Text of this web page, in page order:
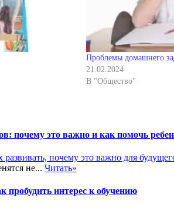
Проблемы домашнего
21.02.2024
В "Общество"
почему это важно и как помочь
не... Читать»
пробудить интерес к обучению